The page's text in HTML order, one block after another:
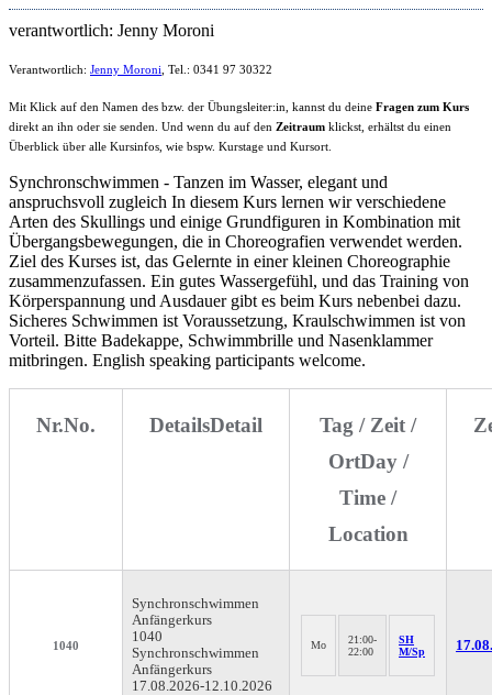
verantwortlich: Jenny Moroni
Verantwortlich: Jenny Moroni , Tel.: 0341 97 30322
Mit Klick auf den Namen des bzw. der Übungsleiter:in, kannst du deine Fragen zum Kurs
direkt an ihn oder sie senden. Und wenn du auf den Zeitraum klickst, erhältst du einen
Überblick über alle Kursinfos, wie bspw. Kurstage und Kursort.
Synchronschwimmen - Tanzen im Wasser, elegant und
anspruchsvoll zugleich In diesem Kurs lernen wir verschiedene
Arten des Skullings und einige Grundfiguren in Kombination mit
Übergangsbewegungen, die in Choreografien verwendet werden.
Ziel des Kurses ist, das Gelernte in einer kleinen Choreographie
zusammenzufassen. Ein gutes Wassergefühl, und das Training von
Körperspannung und Ausdauer gibt es beim Kurs nebenbei dazu.
Sicheres Schwimmen ist Voraussetzung, Kraulschwimmen ist von
Vorteil. Bitte Badekappe, Schwimmbrille und Nasenklammer
mitbringen. English speaking participants welcome.
Nr.No. DetailsDetail
Tag / Zeit /
OrtDay /
Time /
Location
1040
Synchronschwimmen
Anfängerkurs
1040
Synchronschwimmen
Anfängerkurs
17.08.2026-12.10.2026
Mo
21:00-
22:00
SH
M/Sp